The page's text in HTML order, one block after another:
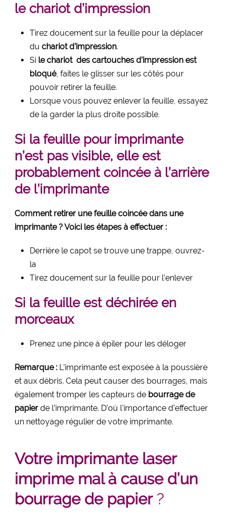
le chariot d’impression
Tirez doucement sur la feuille pour la déplacer
du chariot d’impression.
Si le chariot des cartouches d’impression est
bloqué, faites le glisser sur les côtés pour
pouvoir retirer la feuille.
Lorsque vous pouvez enlever la feuille, essayez
de la garder la plus droite possible.
Si la feuille pour imprimante
n’est pas visible, elle est
probablement coincée à l’arrière
de l’imprimante
Comment retirer une feuille coincée dans une
imprimante ? Voici les étapes à effectuer :
Derrière le capot se trouve une trappe, ouvrez-
la
Tirez doucement sur la feuille pour l’enlever
Si la feuille est déchirée en
morceaux
Prenez une pince à épiler pour les déloger
Remarque : L’imprimante est exposée à la poussière
et aux débris. Cela peut causer des bourrages, mais
également tromper les capteurs de bourrage de
papier de l’imprimante. D’où l’importance d’effectuer
un nettoyage régulier de votre imprimante.
Votre imprimante laser
imprime mal à cause d’un
bourrage de papier?